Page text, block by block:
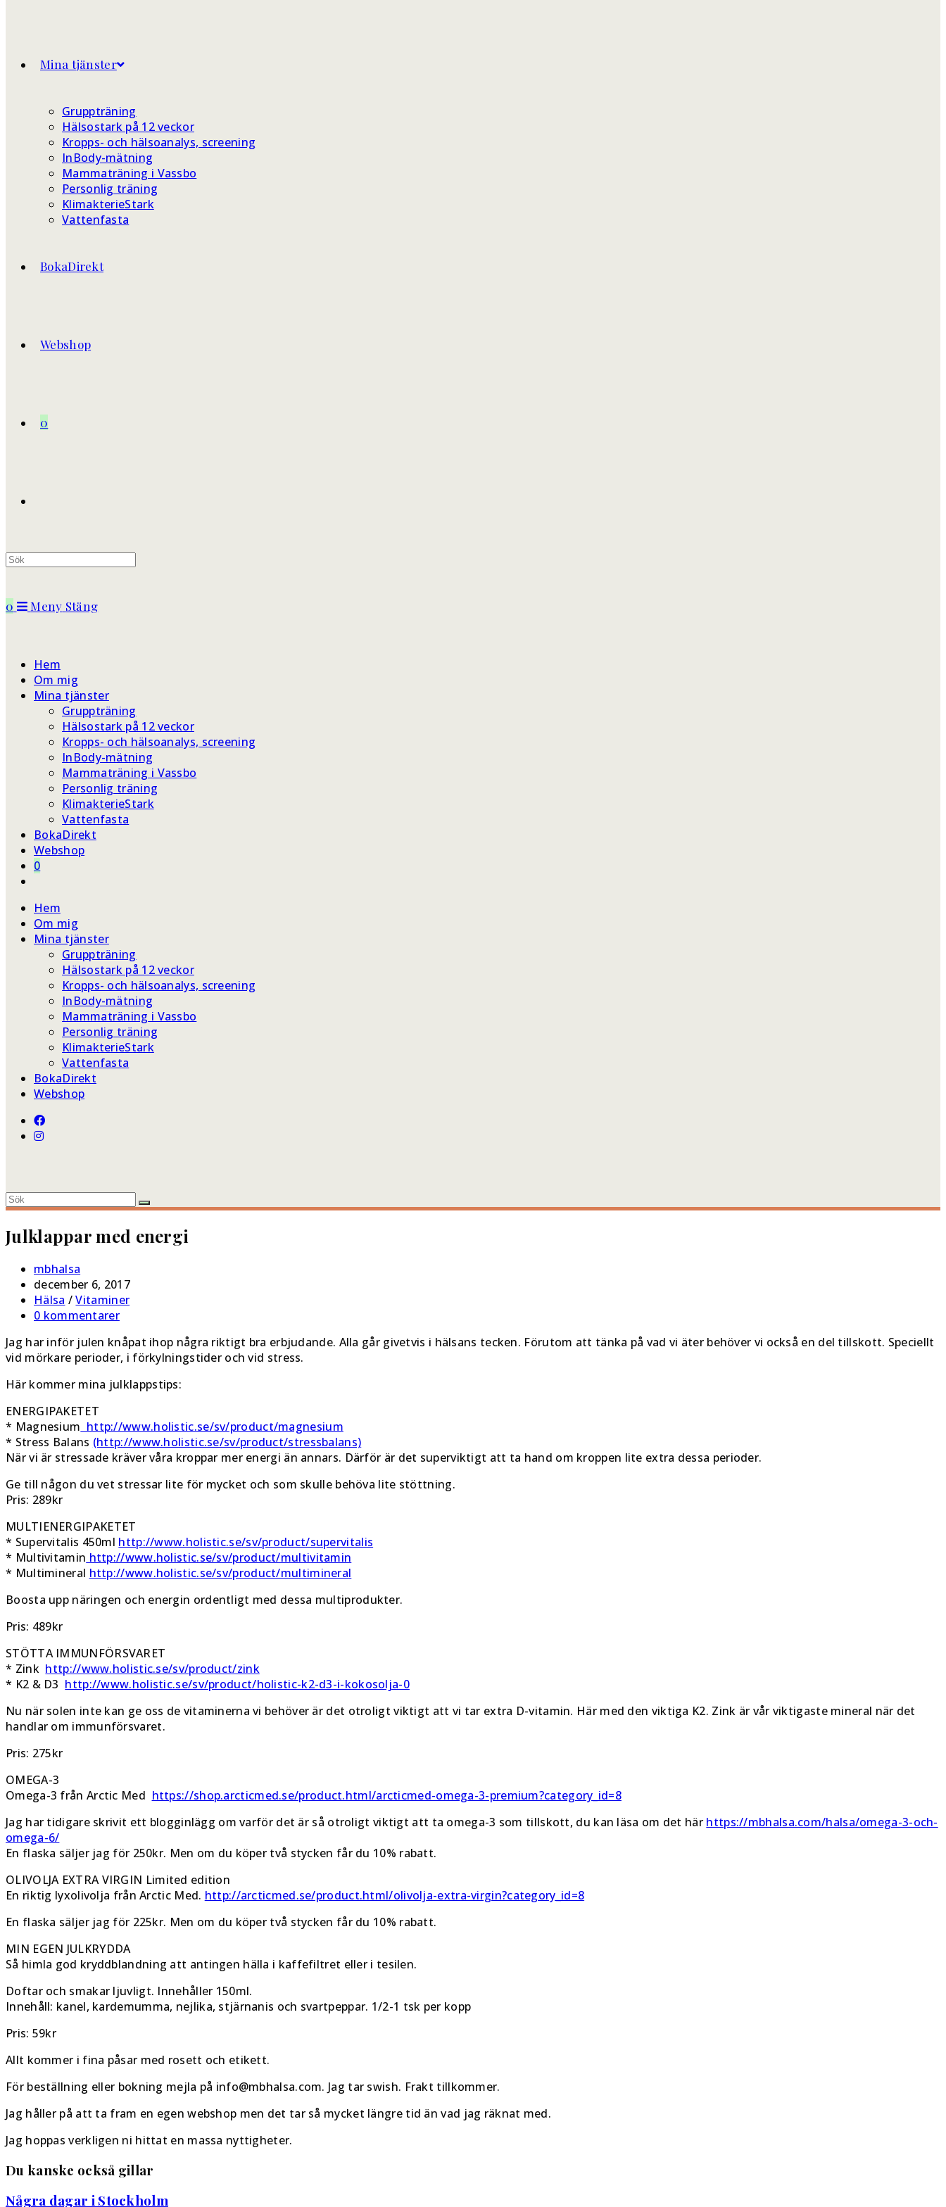
Mina tjänster
Gruppträning
Hälsostark på 12 veckor
Kropps- och hälsoanalys, screening
InBody-mätning
Mammaträning i Vassbo
Personlig träning
KlimakterieStark
Vattenfasta
BokaDirekt
Webshop
0
0 Meny Stäng
Hem
Om mig
Mina tjänster
Gruppträning
Hälsostark på 12 veckor
Kropps- och hälsoanalys, screening
InBody-mätning
Mammaträning i Vassbo
Personlig träning
KlimakterieStark
Vattenfasta
BokaDirekt
Webshop
0
webbplatssökning
Hem
Om mig
Mina tjänster
Gruppträning
Hälsostark på 12 veckor
Kropps- och hälsoanalys, screening
InBody-mätning
Mammaträning i Vassbo
Personlig träning
KlimakterieStark
Vattenfasta
BokaDirekt
Webshop
Julklappar med energi
Inläggsförfattare:
mbhalsa
Inlägget
publicerat:
december 6, 2017
Inläggskategori:
Hälsa / Vitaminer
Kommentarer
inlägget:
0 kommentarer
Jag har inför julen knåpat ihop några riktigt bra erbjudande. Alla går givetvis i hälsans tecken. Förutom att tänka på vad vi äter behöver vi också en del tillskott. Speciellt
vid mörkare perioder, i förkylningstider och vid stress.
Här kommer mina julklappstips:
ENERGIPAKETET
* Magnesium http://www.holistic.se/sv/product/magnesium
* Stress Balans (http://www.holistic.se/sv/product/stressbalans)
När vi är stressade kräver våra kroppar mer energi än annars. Därför är det superviktigt att ta hand om kroppen lite extra dessa perioder.
Ge till någon du vet stressar lite för mycket och som skulle behöva lite stöttning.
Pris: 289kr
MULTIENERGIPAKETET
* Supervitalis 450ml http://www.holistic.se/sv/product/supervitalis
* Multivitamin http://www.holistic.se/sv/product/multivitamin
* Multimineral http://www.holistic.se/sv/product/multimineral
Boosta upp näringen och energin ordentligt med dessa multiprodukter.
Pris: 489kr
STÖTTA IMMUNFÖRSVARET
* Zink http://www.holistic.se/sv/product/zink
* K2 & D3 http://www.holistic.se/sv/product/holistic-k2-d3-i-kokosolja-0
Nu när solen inte kan ge oss de vitaminerna vi behöver är det otroligt viktigt att vi tar extra D-vitamin. Här med den viktiga K2. Zink är vår viktigaste mineral när det
handlar om immunförsvaret.
Pris: 275kr
OMEGA-3
Omega-3 från Arctic Med https://shop.arcticmed.se/product.html/arcticmed-omega-3-premium?category_id=8
Jag har tidigare skrivit ett blogginlägg om varför det är så otroligt viktigt att ta omega-3 som tillskott, du kan läsa om det här https://mbhalsa.com/halsa/omega-3-och-
omega-6/
En flaska säljer jag för 250kr. Men om du köper två stycken får du 10% rabatt.
OLIVOLJA EXTRA VIRGIN Limited edition
En riktig lyxolivolja från Arctic Med. http://arcticmed.se/product.html/olivolja-extra-virgin?category_id=8
En flaska säljer jag för 225kr. Men om du köper två stycken får du 10% rabatt.
MIN EGEN JULKRYDDA
Så himla god kryddblandning att antingen hälla i kaffefiltret eller i tesilen.
Doftar och smakar ljuvligt. Innehåller 150ml.
Innehåll: kanel, kardemumma, nejlika, stjärnanis och svartpeppar. 1/2-1 tsk per kopp
Pris: 59kr
Allt kommer i fina påsar med rosett och etikett.
För beställning eller bokning mejla på info@mbhalsa.com. Jag tar swish. Frakt tillkommer.
Jag håller på att ta fram en egen webshop men det tar så mycket längre tid än vad jag räknat med.
Jag hoppas verkligen ni hittat en massa nyttigheter.
Du kanske också gillar
Några dagar i Stockholm